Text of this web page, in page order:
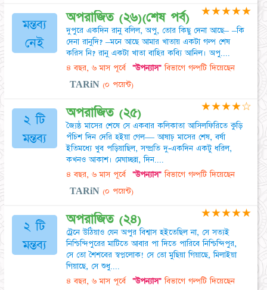
মন্তব্য
নেই
অপরাজিত (২৬)(শেষ পর্ব)
দুপুরে একদিন রানু বলিল, অপু, তোর কিছু দেনা আছে– –কি
দেনা রানুদি? –মনে আছে আমার খাতায় একটা গল্প শেষ
করিস নি? রানু একটা খাতা বাহির কব্যি আনিল। অপু....
৪ বছর, ৬ মাস পূর্বে "উপন্যাস"বিভাগে গল্পটি দিয়েছেন
TARiN(০ পয়েন্ট)
★★★★★
২ টি
মন্তব্য
অপরাজিত (২৫)
জ্যৈষ্ঠ মাসের শেষে সে একবার কলিকাতা আসিলফিরিতে কুড়ি
পঁচিশ দিন দেরি হইয়া গেল— আষাঢ় মাসের শেষ, বর্ষা
ইতিমধ্যে খুব পড়িয়াছিল, সম্প্রতি দু-একদিন একটু ধরিল,
কখনও আকাশ। মেঘাচ্ছন্ন, দিন....
৪ বছর, ৬ মাস পূর্বে "উপন্যাস"বিভাগে গল্পটি দিয়েছেন
TARiN(০ পয়েন্ট)
★★★★☆
২ টি
মন্তব্য
অপরাজিত (২৪)
ট্রেনে উঠিয়াও যেন অপুর বিশ্বাস হইতেছিল না, সে সত্যই
নিশ্চিন্দিপুরের মাটিতে আবার পা দিতে পারিবে নিশ্চিন্দিপুর,
সে তো শৈশবের স্বপ্নলোক! সে তো মুছিয়া গিয়াছে, মিলাইয়া
গিয়াছে, সে শুধু....
৪ বছর, ৬ মাস পূর্বে "উপন্যাস"বিভাগে গল্পটি দিয়েছেন
★★★★★